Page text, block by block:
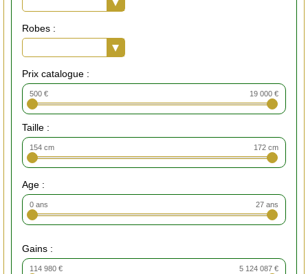
Robes :
Prix catalogue :
500 € 19 000 €
Taille :
154 cm 172 cm
Age :
0 ans 27 ans
Gains :
114 980 € 5 124 087 €